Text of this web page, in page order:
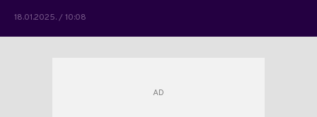
18.01.2025. / 10:08